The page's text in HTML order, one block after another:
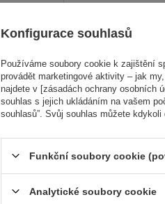
Konfigurace souhlasů
Používáme soubory cookie k zajištění
provádět marketingové aktivity – jak
najdete v [zásadách ochrany osobních
souhlas s jejich ukládáním na vašem
souhlasů”. Svůj souhlas můžete
Funkční soubory cookie
Analytické soubory cookie